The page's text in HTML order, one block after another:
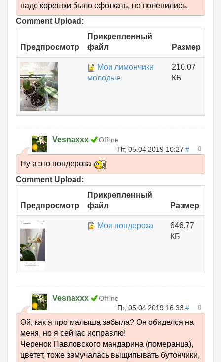
надо корешки было сфоткать, но поленились.
Comment Upload:
Предпросмотр
Прикрепленный
файл
Размер
Мои лимончики
молодые
210.07
КБ
Vesnaxxx
Offline
Пт, 05.04.2019 10:27 # 0
Ну а это пондероза
Comment Upload:
Предпросмотр
Прикрепленный
файл
Размер
Моя пондероза
646.77
КБ
Vesnaxxx
Offline
Пт, 05.04.2019 16:33 # 0
Ой, как я про малыша забыла? Он обиделся на
меня, но я сейчас исправлю!
Черенок Павловского мандарина (померанца),
цветет, тоже замучалась выщипывать бутончики,